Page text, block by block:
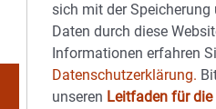
sich mit der Speicherung
Daten durch diese
Informationen erfahren
Datenschutzerklärung.
unseren Leitfaden für